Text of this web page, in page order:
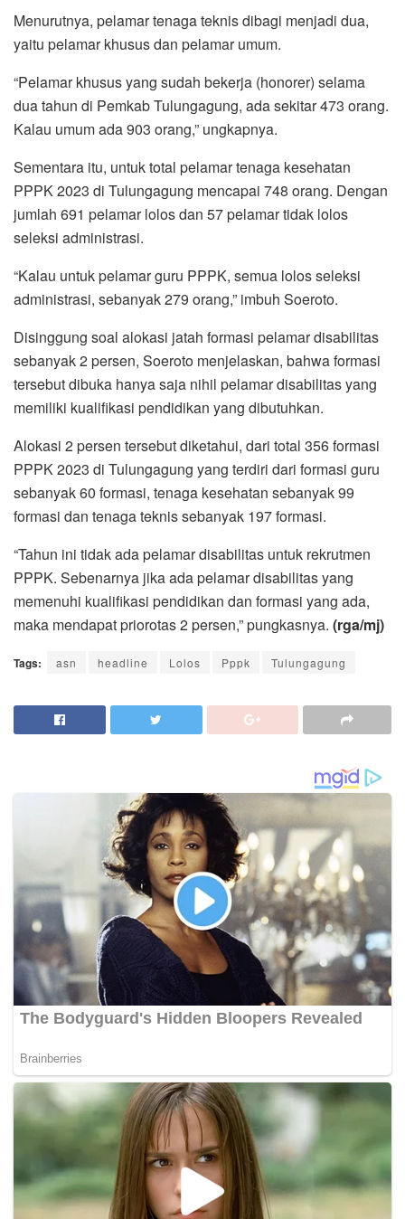
Menurutnya, pelamar tenaga teknis dibagi menjadi dua,
yaitu pelamar khusus dan pelamar umum.
“Pelamar khusus yang sudah bekerja (honorer) selama
dua tahun di Pemkab Tulungagung, ada sekitar 473 orang.
Kalau umum ada 903 orang,” ungkapnya.
Sementara itu, untuk total pelamar tenaga kesehatan
PPPK 2023 di Tulungagung mencapai 748 orang. Dengan
jumlah 691 pelamar lolos dan 57 pelamar tidak lolos
seleksi administrasi.
“Kalau untuk pelamar guru PPPK, semua lolos seleksi
administrasi, sebanyak 279 orang,” imbuh Soeroto.
Disinggung soal alokasi jatah formasi pelamar disabilitas
sebanyak 2 persen, Soeroto menjelaskan, bahwa formasi
tersebut dibuka hanya saja nihil pelamar disabilitas yang
memiliki kualifikasi pendidikan yang dibutuhkan.
Alokasi 2 persen tersebut diketahui, dari total 356 formasi
PPPK 2023 di Tulungagung yang terdiri dari formasi guru
sebanyak 60 formasi, tenaga kesehatan sebanyak 99
formasi dan tenaga teknis sebanyak 197 formasi.
“Tahun ini tidak ada pelamar disabilitas untuk rekrutmen
PPPK. Sebenarnya jika ada pelamar disabilitas yang
memenuhi kualifikasi pendidikan dan formasi yang ada,
maka mendapat priorotas 2 persen,” pungkasnya. (rga/mj)
Tags: asn headline Lolos Pppk Tulungagung